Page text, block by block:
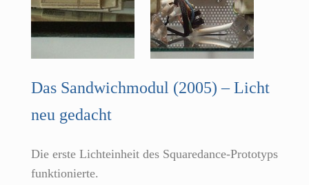
Das Sandwichmodul (2005) – Licht
neu gedacht
Die erste Lichteinheit des Squaredance-Prototyps
funktionierte.